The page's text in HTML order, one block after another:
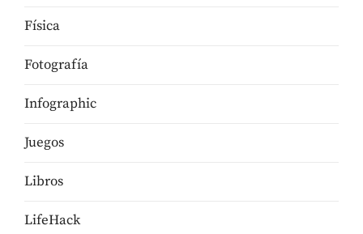
Física
Fotografía
Infographic
Juegos
Libros
LifeHack